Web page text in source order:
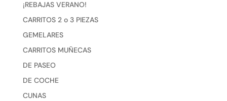
¡REBAJAS VERANO!
CARRITOS 2 o 3 PIEZAS
GEMELARES
CARRITOS MUÑECAS
DE PASEO
DE COCHE
CUNAS